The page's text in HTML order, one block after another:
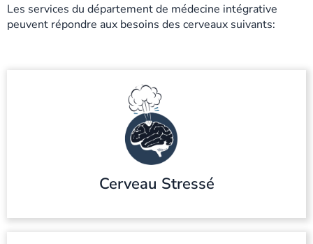
Les services du département de médecine intégrative
peuvent répondre aux besoins des cerveaux suivants:
Cerveau Stressé